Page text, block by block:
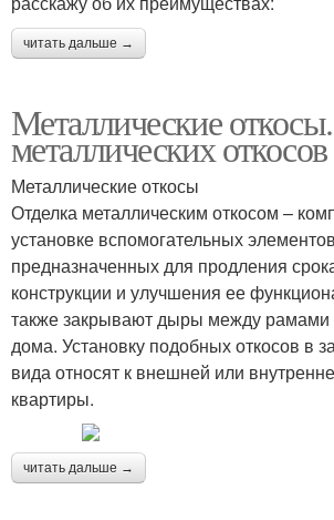
читать дальше →
Металлические
металлических
Металлические откосы
Отделка металлическим откосом –
установке вспомогательных
предназначенных для продления
конструкции и улучшения ее
также закрывают дыры между рамами
дома. Установку подобных откосов в
вида относят к внешней или
квартиры.
читать дальше →